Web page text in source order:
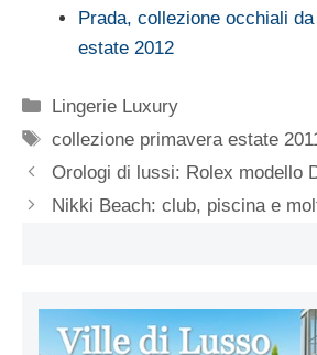
Prada, collezione occhiali
estate 2012
Categorie
Lingerie Luxury
Tag
collezione primavera estate
Orologi di lussi: Rolex modello
Nikki Beach: club, piscina e